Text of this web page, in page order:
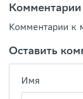
Комментарии
Комментарии к
Оставить
Имя